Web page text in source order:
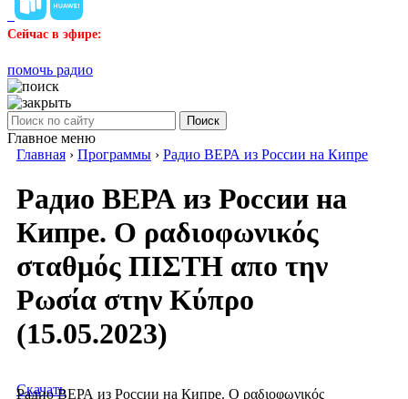
Сейчас в эфире:
помочь радио
Поиск
Главное меню
Главная › Программы › Радио ВЕРА из России на Кипре
Радио ВЕРА из России на
Кипре. Ο ραδιοφωνικός
σταθμός ΠΙΣΤΗ απο την
Ρωσία στην Κύπρο
(15.05.2023)
Радио ВЕРА из России на Кипре. Ο ραδιοφωνικός
Скачать